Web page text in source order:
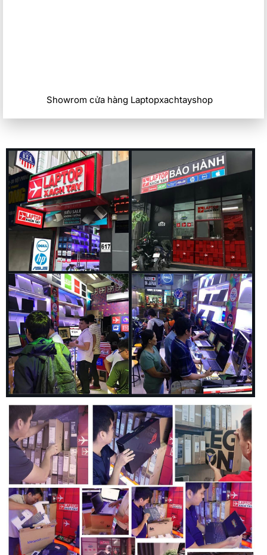
Trải nghiệm gõ phím ấn tượng
Layout bàn phím Full size với đầy đủ cả dãy phím số và phím
chức năng, bạn có thể thực hiện mọi tác vụ như gõ văn bản,
nhập liệu và code một cách dễ dàng. Bàn phím sở hữu hành
trình phím sâu, độ nảy tốt cho trải nghiệm gõ phím tuyệt vời.
Đồng thời các phím hotkey được làm nổi bật để bạn thao tác
các lệnh quan trọng nhanh hơn.
Cổng kết nối tiện lợi
ASUS TUF Dash F15 được trang bị đầy đủ các cổng kết nối
thông dụng và phổ biến nhất hiện nay như Thunderbolt 4,
HDMI, USB Type-A và USB Type-C để bạn dễ dàng kết nối
nhanh với các thiết bị bên ngoài, truyền dữ liệu tốc độ ấn
tượng hay sạc nhanh cho các thiết bị di động khác một cách
dễ dàng.
Showrom cửa hàng Laptopxachtayshop